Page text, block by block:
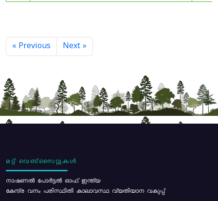
« Previous Next »
മറ്റ് വെബ്സൈറ്റുകൾ
നാഷണൽ പോർട്ടൽ ഓഫ് ഇന്ത്യ
കേന്ദ്ര വനം പരിസ്ഥിതി കാലാവസ്ഥ വ്യതിയാന വകുപ്പ്